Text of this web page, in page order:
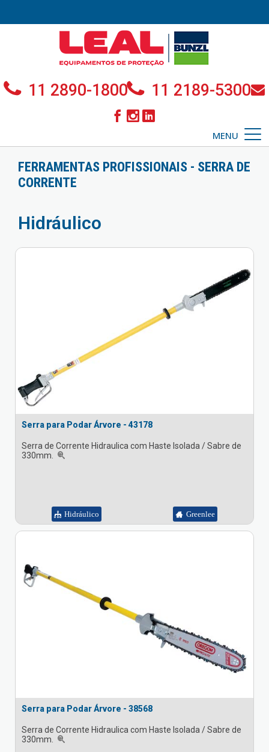
11 2890-1800 11 2189-5300
MENU
FERRAMENTAS PROFISSIONAIS - SERRA DE
CORRENTE
Hidráulico
Serra para Podar Árvore - 43178
Serra de Corrente Hidraulica com Haste Isolada / Sabre de
330mm.
Hidráulico Greenlee
Serra para Podar Árvore - 38568
Serra de Corrente Hidraulica com Haste Isolada / Sabre de
330mm.